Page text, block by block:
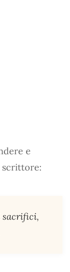
e
scrittore:
sacrifici,